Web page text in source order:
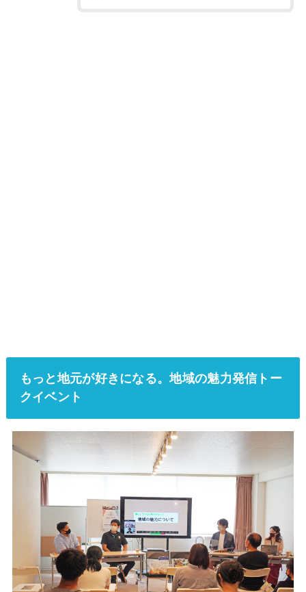
もっと地元が好きになる。地域の魅力発信トー
クイベント